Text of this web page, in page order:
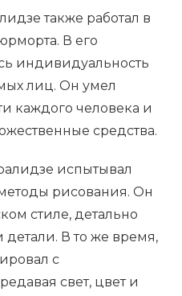
также работал в
В его
индивидуальность
лиц. Он умел
каждого человека и
средства.
испытывал
рисования. Он
стиле, детально
детали. В то же время,
с
свет, цвет и